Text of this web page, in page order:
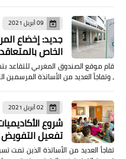
09 أبريل 2021
جديد: إخضاع
الخاص
، وتفاجأ العديد من الأساتذة المرسمين
02 أبريل 2021
شروع
تفعيل
تفاجأ العديد من الأساتذة الذين تمت